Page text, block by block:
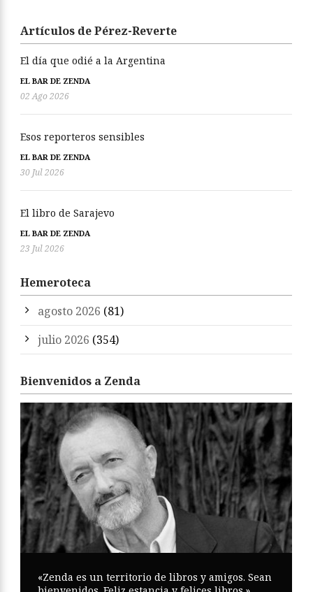
Artículos de Pérez-Reverte
El día que odié a la Argentina
EL BAR DE ZENDA
02 Ago 2026
Esos reporteros sensibles
EL BAR DE ZENDA
30 Jul 2026
El libro de Sarajevo
EL BAR DE ZENDA
23 Jul 2026
Hemeroteca
agosto 2026 (81)
julio 2026 (354)
Bienvenidos a Zenda
«Zenda es un territorio de libros y amigos. Sean